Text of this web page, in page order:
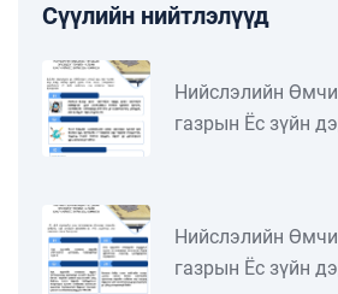
Сүүлийн нийтлэлүүд
Нийслэлийн
газрын Ёс зүйн
хэмжээ"-ний
бэлтгэн
Нийслэлийн
газрын Ёс зүйн